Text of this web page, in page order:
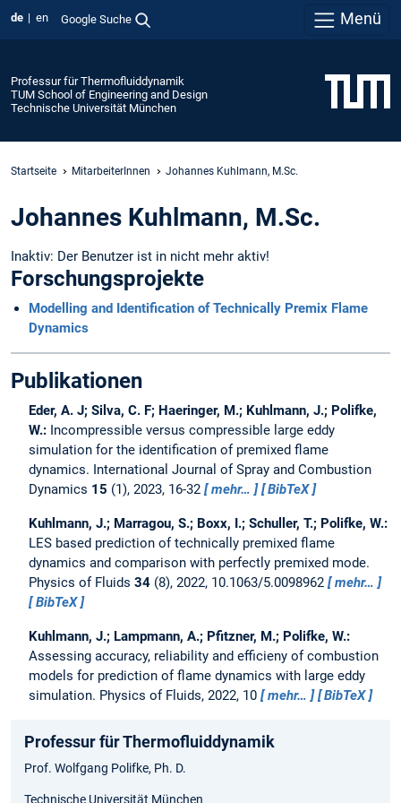
de en Google Suche Menü
Professur für Thermofluiddynamik
TUM School of Engineering and Design
Technische Universität München
Startseite MitarbeiterInnen Johannes Kuhlmann, M.Sc.
Johannes Kuhlmann, M.Sc.
Inaktiv: Der Benutzer ist in nicht mehr aktiv!
Forschungsprojekte
Modelling and Identification of Technically Premix Flame
Dynamics
Publikationen
Eder, A. J; Silva, C. F; Haeringer, M.; Kuhlmann, J.; Polifke,
W.: Incompressible versus compressible large eddy
simulation for the identification of premixed flame
dynamics. International Journal of Spray and Combustion
Dynamics 15 (1), 2023, 16-32 mehr… BibTeX
Kuhlmann, J.; Marragou, S.; Boxx, I.; Schuller, T.; Polifke, W.:
LES based prediction of technically premixed flame
dynamics and comparison with perfectly premixed mode.
Physics of Fluids 34 (8), 2022, 10.1063/5.0098962
mehr…
BibTeX
Kuhlmann, J.; Lampmann, A.; Pfitzner, M.; Polifke, W.:
Assessing accuracy, reliability and efficieny of combustion
models for prediction of flame dynamics with large eddy
simulation. Physics of Fluids, 2022, 10 mehr… BibTeX
Professur für Thermofluiddynamik
Prof. Wolfgang Polifke, Ph. D.
Technische Universität München